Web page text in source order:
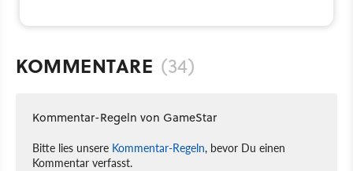
KOMMENTARE (34)
Kommentar-Regeln von GameStar
Bitte lies unsere Kommentar-Regeln, bevor Du einen
Kommentar verfasst.